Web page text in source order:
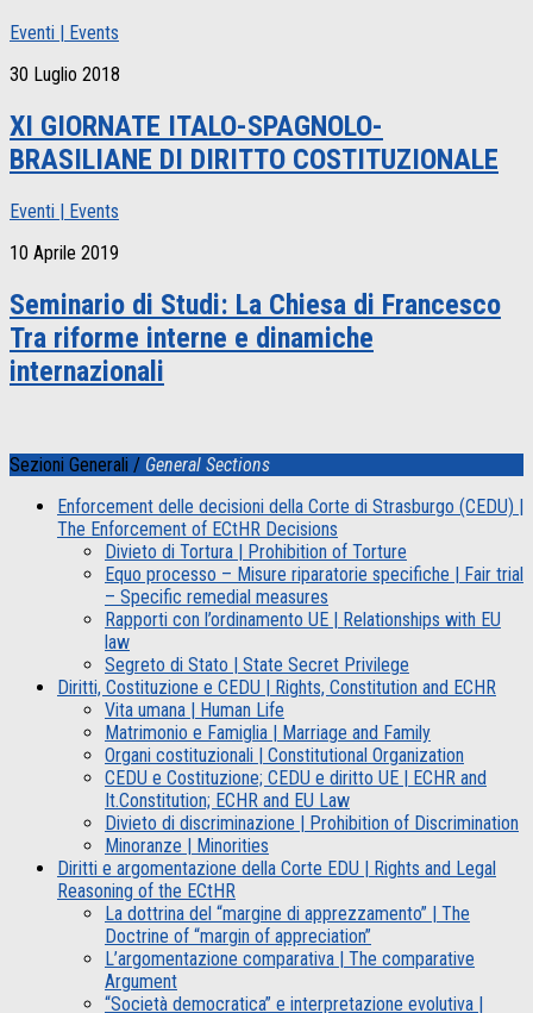
Eventi | Events
30 Luglio 2018
XI GIORNATE ITALO-SPAGNOLO-
BRASILIANE DI DIRITTO COSTITUZIONALE
Eventi | Events
10 Aprile 2019
Seminario di Studi: La Chiesa di Francesco
Tra riforme interne e dinamiche
internazionali
Sezioni Generali / General Sections
Enforcement delle decisioni della Corte di Strasburgo (CEDU) |
The Enforcement of ECtHR Decisions
Divieto di Tortura | Prohibition of Torture
Equo processo – Misure riparatorie specifiche | Fair trial
– Specific remedial measures
Rapporti con l’ordinamento UE | Relationships with EU
law
Segreto di Stato | State Secret Privilege
Diritti, Costituzione e CEDU | Rights, Constitution and ECHR
Vita umana | Human Life
Matrimonio e Famiglia | Marriage and Family
Organi costituzionali | Constitutional Organization
CEDU e Costituzione; CEDU e diritto UE | ECHR and
It.Constitution; ECHR and EU Law
Divieto di discriminazione | Prohibition of Discrimination
Minoranze | Minorities
Diritti e argomentazione della Corte EDU | Rights and Legal
Reasoning of the ECtHR
La dottrina del “margine di apprezzamento” | The
Doctrine of “margin of appreciation”
L’argomentazione comparativa | The comparative
Argument
“Società democratica” e interpretazione evolutiva |